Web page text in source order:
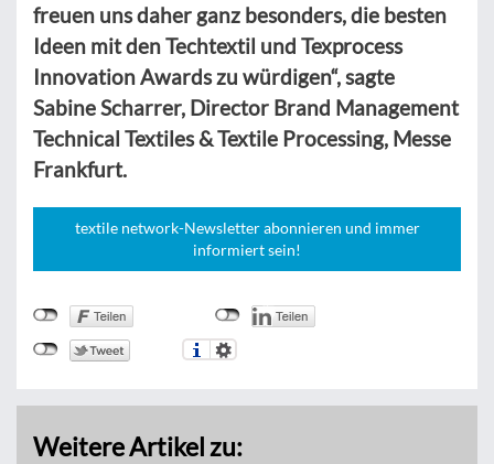
freuen uns daher ganz besonders, die besten
Ideen mit den Techtextil und Texprocess
Innovation Awards zu würdigen“, sagte
Sabine Scharrer, Director Brand Management
Technical Textiles & Textile Processing, Messe
Frankfurt.
textile network-Newsletter abonnieren und immer
informiert sein!
Weitere Artikel zu: